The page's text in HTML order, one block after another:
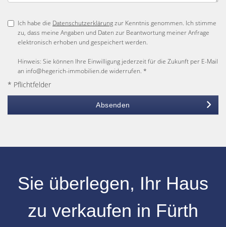
Ich habe die Datenschutzerklärungzur Kenntnis genommen. Ich stimme
zu, dass meine Angaben und Daten zur Beantwortung meiner Anfrage
elektronisch erhoben und gespeichert werden.
Hinweis: Sie können Ihre Einwilligung jederzeit für die Zukunft per E-Mail
an info@hegerich-immobilien.de widerrufen. *
* Pflichtfelder
Absenden
Sie überlegen, Ihr Haus
zu verkaufen in Fürth